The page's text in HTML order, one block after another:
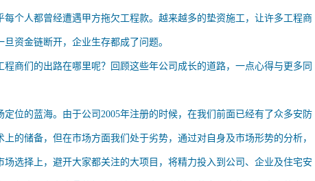
每个人都曾经遭遇甲方拖欠工程款。越来越多的垫资施工，让许多工程商
资金链断开，企业生存都成了问题。
程商们的出路在哪里呢？回顾这些年公司成长的道路，一点心得与更多同
定位的蓝海。由于公司2005年注册的时候，在我们前面已经有了众多安防
上的储备，但在市场方面我们处于劣势，通过对自身及市场形势的分析，
场选择上，避开大家都关注的大项目，将精力投入到公司、企业及住宅安